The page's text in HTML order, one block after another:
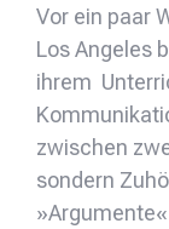
Vor ein paar
Los Angeles
ihrem
zwischen
sondern